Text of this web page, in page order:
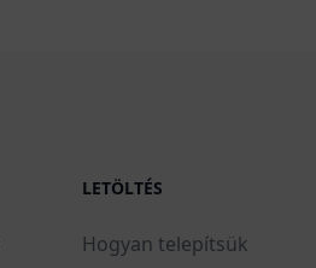
LETÖLTÉS
Hogyan telepítsük